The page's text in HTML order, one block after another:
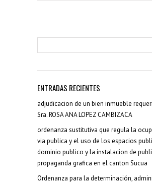
ENTRADAS RECIENTES
adjudicacion de un bien inmueble
Sra. ROSA ANA LOPEZ CAMBIZACA
ordenanza sustitutiva que regula la
via publica y el uso de los espacios
dominio publico y la instalacion de
propaganda grafica en el canton Sucua
Ordenanza para la determinación,